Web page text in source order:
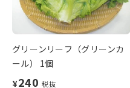
グリーンリーフ（グリーンカ
ール） 1個
¥240 税抜